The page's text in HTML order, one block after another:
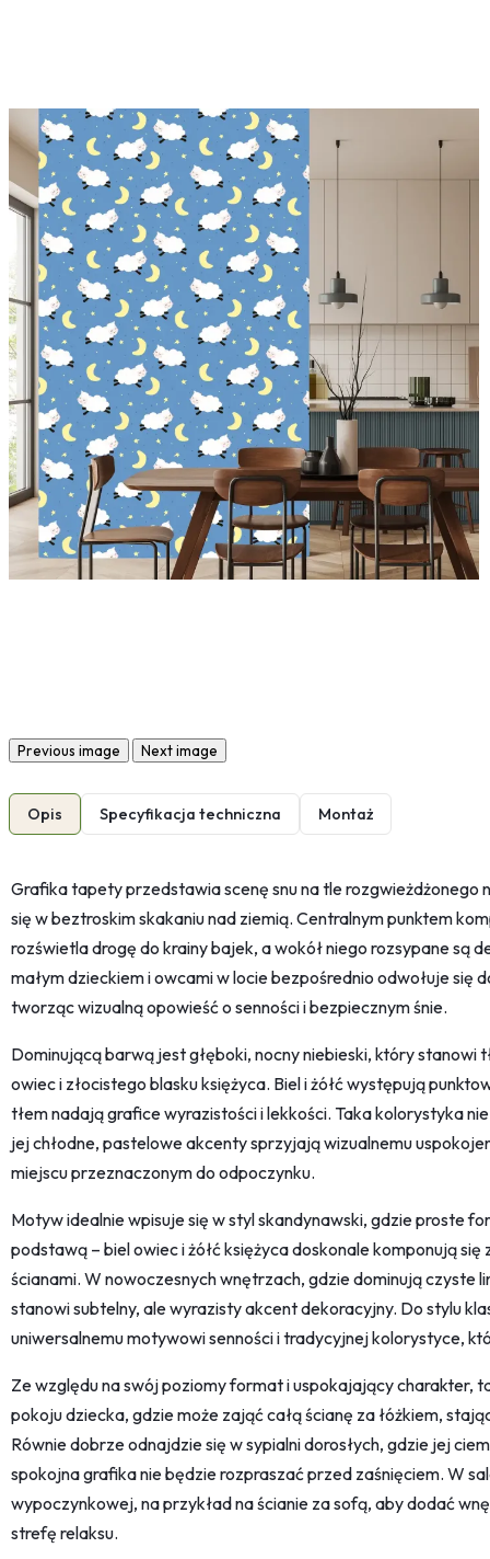
Previous image Next image
Opis Specyfikacja techniczna Montaż
Grafika tapety przedstawia scenę snu na tle rozgwieżdżonego
się w beztroskim skakaniu nad ziemią. Centralnym punktem
rozświetla drogę do krainy bajek, a wokół niego rozsypane są
małym dzieckiem i owcami w locie bezpośrednio odwołuje się
tworząc wizualną opowieść o senności i bezpiecznym śnie.
Dominującą barwą jest głęboki, nocny niebieski, który stanowi
owiec i złocistego blasku księżyca. Biel i żółć występują
tłem nadają grafice wyrazistości i lekkości. Taka kolorystyka
jej chłodne, pastelowe akcenty sprzyjają wizualnemu
miejscu przeznaczonym do odpoczynku.
Motyw idealnie wpisuje się w styl skandynawski, gdzie proste
podstawą – biel owiec i żółć księżyca doskonale komponują się
ścianami. W nowoczesnych wnętrzach, gdzie dominują czyste
stanowi subtelny, ale wyrazisty akcent dekoracyjny. Do stylu
uniwersalnemu motywowi senności i tradycyjnej kolorystyce,
Ze względu na swój poziomy format i uspokajający charakter,
pokoju dziecka, gdzie może zająć całą ścianę za łóżkiem,
Równie dobrze odnajdzie się w sypialni dorosłych, gdzie jej
spokojna grafika nie będzie rozpraszać przed zaśnięciem. W
wypoczynkowej, na przykład na ścianie za sofą, aby dodać
strefę relaksu.